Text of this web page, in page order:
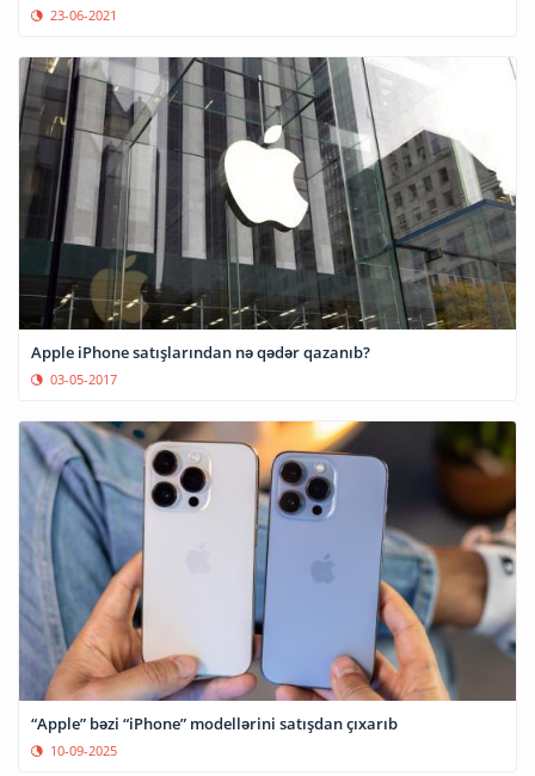
23-06-2021
Apple iPhone satışlarından nə qədər qazanıb?
03-05-2017
“Apple” bəzi “iPhone” modellərini satışdan çıxarıb
10-09-2025